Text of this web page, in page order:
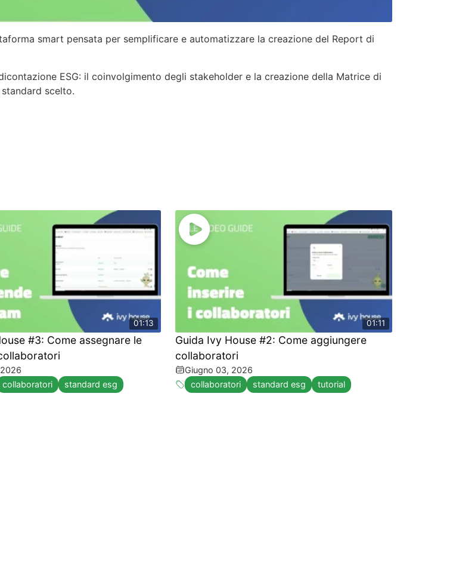
smart pensata per semplificare e automatizzare la creazione del Report di
ESG: il coinvolgimento degli stakeholder e la creazione della Matrice di
scelto.
01:13
#3: Come assegnare le
collaboratori
standard esg
01:11
Guida Ivy House #2: Come aggiungere
collaboratori
Giugno 03, 2026
collaboratori
standard esg tutorial